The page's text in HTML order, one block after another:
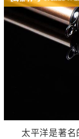
太平洋是著